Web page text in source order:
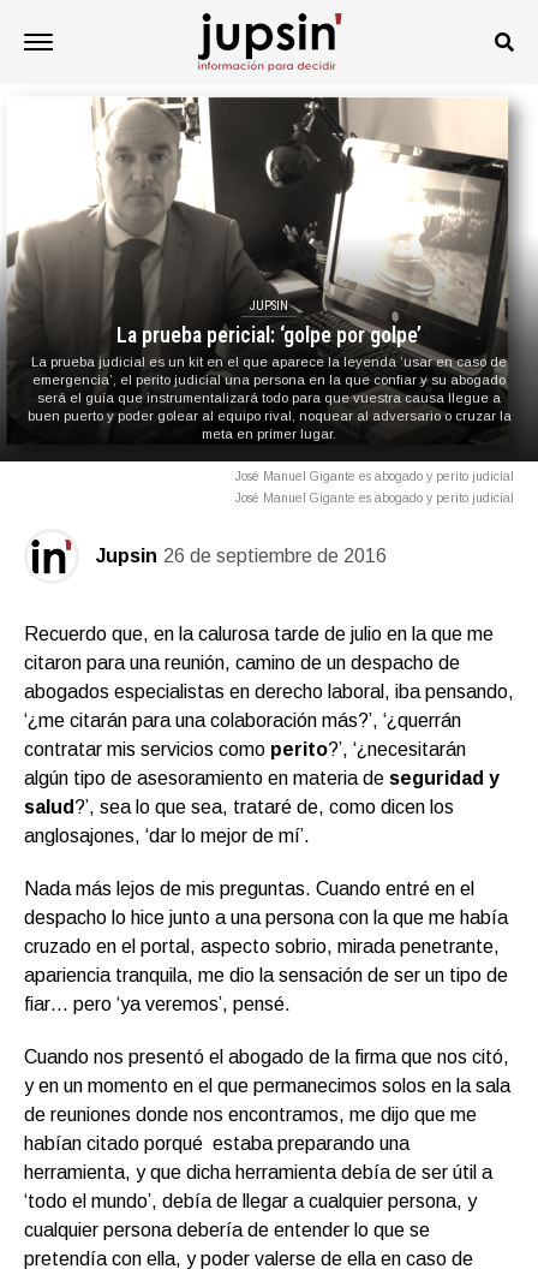
JUPSIN
La prueba pericial: ‘golpe por golpe’
La prueba judicial es un kit en el que aparece la leyenda ‘usar en caso de
emergencia’, el perito judicial una persona en la que confiar y su abogado
será el guía que instrumentalizará todo para que vuestra causa llegue a
buen puerto y poder golear al equipo rival, noquear al adversario o cruzar la
meta en primer lugar.
José Manuel Gigante es abogado y perito judicial
José Manuel Gigante es abogado y perito judicial
Jupsin 26 de septiembre de 2016
Recuerdo que, en la calurosa tarde de julio en la que me
citaron para una reunión, camino de un despacho de
abogados especialistas en derecho laboral, iba pensando,
‘¿me citarán para una colaboración más?’, ‘¿querrán
contratar mis servicios como perito?’, ‘¿necesitarán
algún tipo de asesoramiento en materia de seguridad y
salud ?’, sea lo que sea, trataré de, como dicen los
anglosajones, ‘dar lo mejor de mí’.
Nada más lejos de mis preguntas. Cuando entré en el
despacho lo hice junto a una persona con la que me había
cruzado en el portal, aspecto sobrio, mirada penetrante,
apariencia tranquila, me dio la sensación de ser un tipo de
fiar… pero ‘ya veremos’, pensé.
Cuando nos presentó el abogado de la firma que nos citó,
y en un momento en el que permanecimos solos en la sala
de reuniones donde nos encontramos, me dijo que me
habían citado porqué estaba preparando una
herramienta, y que dicha herramienta debía de ser útil a
‘todo el mundo’, debía de llegar a cualquier persona, y
cualquier persona debería de entender lo que se
pretendía con ella, y poder valerse de ella en caso de